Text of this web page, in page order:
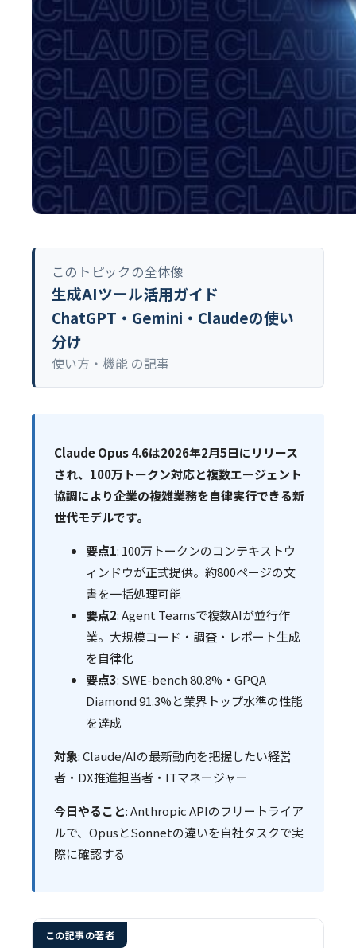
このトピックの全体像
生成AIツール活用ガイド｜
ChatGPT・Gemini・Claudeの使い
分け
使い方・機能 の記事
Claude Opus 4.6は2026年2月5日にリリース
され、100万トークン対応と複数エージェント
協調により企業の複雑業務を自律実行できる新
世代モデルです。
要点1: 100万トークンのコンテキストウ
ィンドウが正式提供。約800ページの文
書を一括処理可能
要点2: Agent Teamsで複数AIが並行作
業。大規模コード・調査・レポート生成
を自律化
要点3: SWE-bench 80.8%・GPQA
Diamond 91.3%と業界トップ水準の性能
を達成
対象: Claude/AIの最新動向を把握したい経営
者・DX推進担当者・ITマネージャー
今日やること: Anthropic APIのフリートライア
ルで、OpusとSonnetの違いを自社タスクで実
際に確認する
この記事の著者